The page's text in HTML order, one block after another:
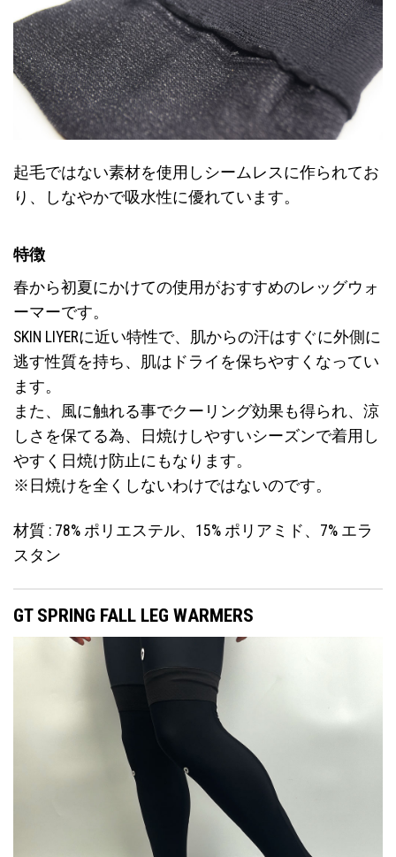
起毛ではない素材を使用しシームレスに作られてお
り、しなやかで吸水性に優れています。
特徴
春から初夏にかけての使用がおすすめのレッグウォ
ーマーです。
SKIN LIYERに近い特性で、肌からの汗はすぐに外側に
逃す性質を持ち、肌はドライを保ちやすくなってい
ます。
また、風に触れる事でクーリング効果も得られ、涼
しさを保てる為、日焼けしやすいシーズンで着用し
やすく日焼け防止にもなります。
※日焼けを全くしないわけではないのです。
材質 : 78% ポリエステル、15% ポリアミド、7% エラ
スタン
GT SPRING FALL LEG WARMERS